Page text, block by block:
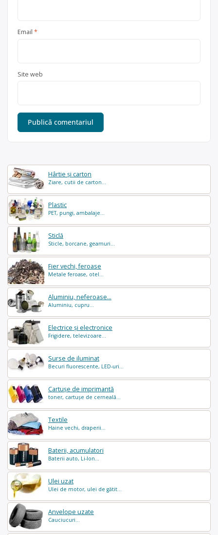
Hârtie și carton
Ziare, cutii de carton...
Plastic
PET, pungi, ambalaje...
Sticlă
Sticle, borcane, geamuri...
Fier vechi, feroase
Metale feroase, otel...
Aluminiu, neferoase...
Aluminiu, cupru...
Electrice și electronice
Frigidere, televizoare...
Surse de iluminat
Becuri fluorescente, LED-uri...
Cartușe de imprimantă
toner, cartușe de cerneală...
Textile
Haine vechi, draperii...
Baterii, acumulatori
Baterii auto, Li-Ion...
Ulei uzat
Ulei de motor, ulei de gătit...
Anvelope uzate
Cauciucuri...
Email *
Site web